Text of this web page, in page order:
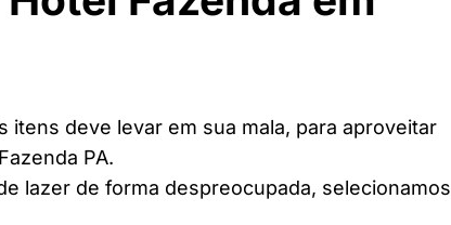
deve levar em sua mala, para aproveitar
PA.
lazer de forma despreocupada, selecionamos